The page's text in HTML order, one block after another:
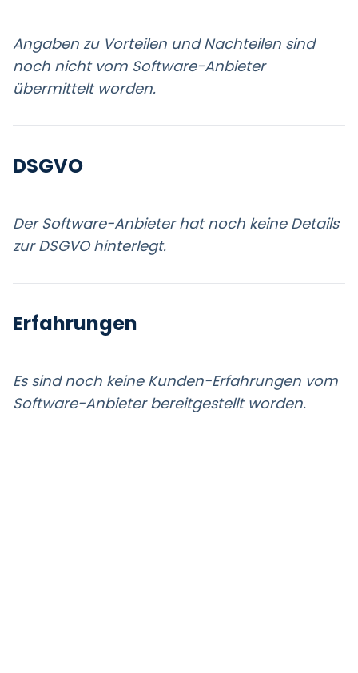
Angaben zu Vorteilen und Nachteilen sind
noch nicht vom Software-Anbieter
übermittelt worden.
DSGVO
Der Software-Anbieter hat noch keine Details
zur DSGVO hinterlegt.
Erfahrungen
Es sind noch keine Kunden-Erfahrungen vom
Software-Anbieter bereitgestellt worden.